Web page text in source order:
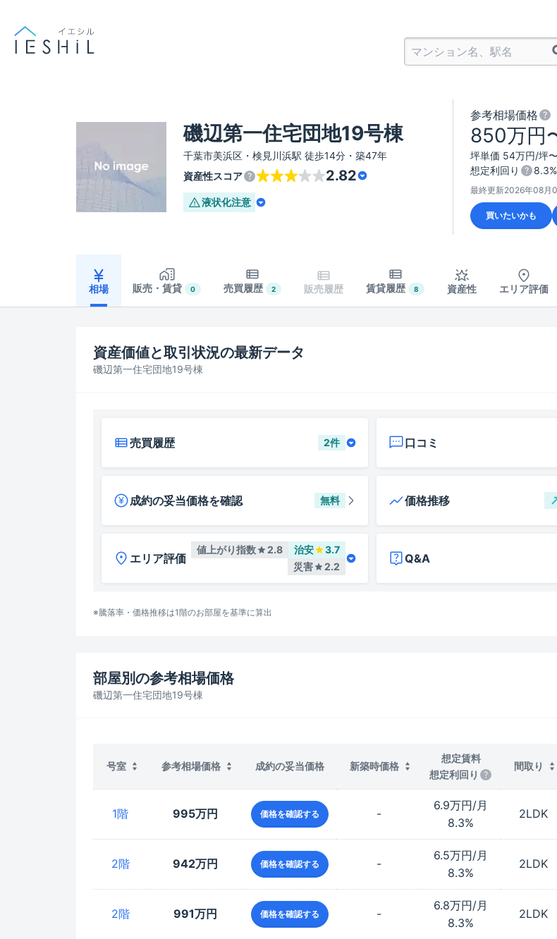
磯辺第一住宅団地19号棟
千葉市美浜区・検見川浜駅 徒歩14分・築47年
資産性スコア
2.82
液状化注意
参考相場価格
850万円
坪単価 54万円/坪
想定利回り
最終更新2026年08月
買いたいかも
相場 販売・賃貸 0 売買履歴 2 販売履歴 賃貸履歴 8 資産性 エリア評価
磯辺第一住宅団地19号棟
資産価値と取引状況の最新データ
売買履歴 2件 口コミ
成約の妥当価格を確認 無料 価格推移
エリア評価
値上がり指数 2.8 治安
3.7
災害
2.2
Q&A
※騰落率・価格推移は1階のお部屋を基準に算出
磯辺第一住宅団地19号棟
部屋別の参考相場価格
号室 参考相場価格 成約の妥当価格 新築時価格
想定賃料
想定利回り
間取り
1階 995万円 価格を確認する -
6.9万円/月
8.3%
2LDK
2階 942万円 価格を確認する -
6.5万円/月
8.3%
2LDK
2階 991万円 価格を確認する -
6.8万円/月
8.3%
2LDK